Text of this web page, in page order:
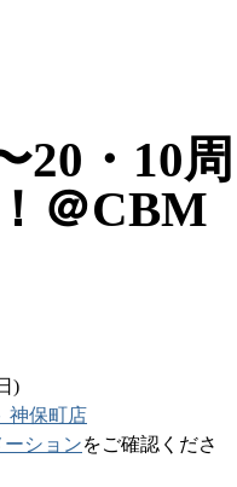
20・10周
＠CBM
)
神保町店
ションをご確認くださ